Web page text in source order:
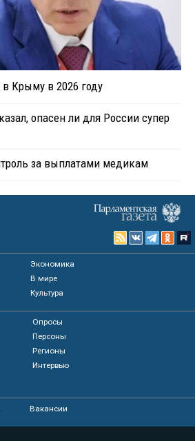
в Крыму в 2026 году
опасен ли для России супер
за выплатами медикам
Экономика
В мире
Культура
Опросы
Персоны
Регионы
Интервью
Вакансии